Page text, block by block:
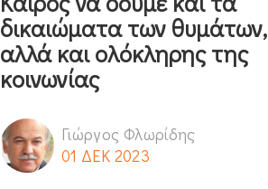
δικαιώματα των θυμάτων,
αλλά και ολόκληρης της
κοινωνίας
Γιώργος Φλωρίδης
01 ΔΕΚ 2023